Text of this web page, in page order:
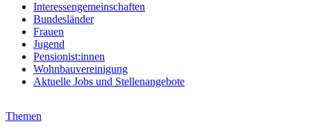
Interessengemeinschaften
Bundesländer
Frauen
Jugend
Pensionist:innen
Wohnbauvereinigung
Aktuelle Jobs und Stellenangebote
Themen